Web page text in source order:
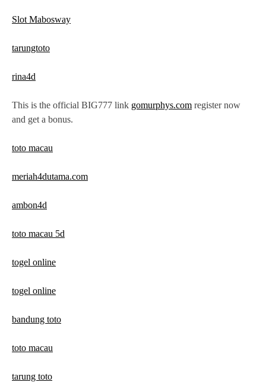
Slot Mabosway
tarungtoto
rina4d
This is the official BIG777 link gomurphys.com register now
and get a bonus.
toto macau
meriah4dutama.com
ambon4d
toto macau 5d
togel online
togel online
bandung toto
toto macau
tarung toto